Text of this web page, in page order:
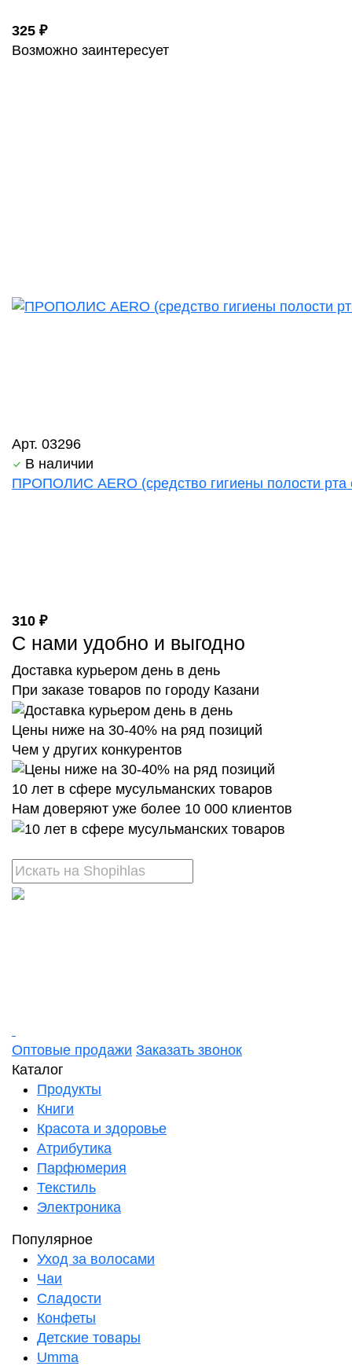
325 ₽
Возможно заинтересует
Арт. 03296
В наличии
ПРОПОЛИС AERO (средство гигиены полости рта
310 ₽
С нами удобно и выгодно
Доставка курьером день в день
При заказе товаров по городу Казани
Цены ниже на 30-40% на ряд позиций
Чем у других конкурентов
10 лет в сфере мусульманских товаров
Нам доверяют уже более 10 000 клиентов
Оптовые продажи Заказать звонок
Каталог
Продукты
Книги
Красота и здоровье
Атрибутика
Парфюмерия
Текстиль
Электроника
Популярное
Уход за волосами
Чаи
Сладости
Конфеты
Детские товары
Umma